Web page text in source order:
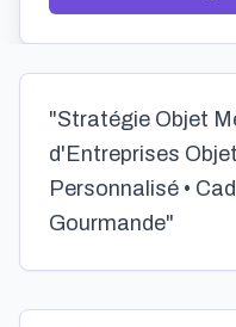
"Stratégie Objet
d'Entreprises
Personnalisé •
Gourmande"